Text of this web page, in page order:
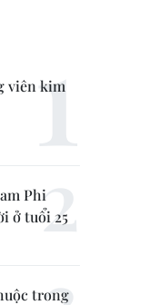
viên kim
Phi
ở tuổi 25
trong